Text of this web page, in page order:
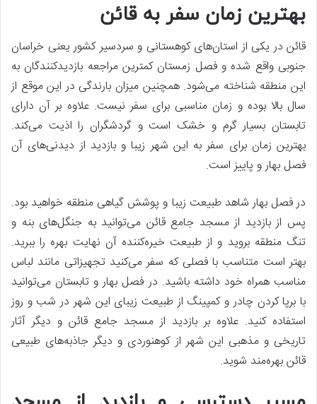
بهترین زمان سفر به قائن
قائن در یکی از استان‌های کوهستانی و سردسیر کشور یعنی خراسان
جنوبی واقع شده و فصل زمستان کمترین مراجعه بازدیدکنندگان به
این منطقه شناخته می‌شود. همچنین میزان بارندگی در این موقع از
سال بالا بوده و زمان مناسبی برای سفر نیست. علاوه بر آن دارای
تابستان بسیار گرم و خشک است و گردشگران را اذیت می‌کند.
بهترین زمان برای سفر به این شهر زیبا و بازدید از دیدنی‌های آن
فصل بهار و پاییز است.
در فصل بهار شاهد طبیعت زیبا و پوشش گیاهی منطقه خواهید بود.
پس از بازدید از مسجد جامع قائن می‌توانید به جنگل‌های بنه و
تنگ منطقه بروید و از طبیعت خیره‌کننده آن نهایت بهره را ببرید.
بهتر است متناسب با فصلی که سفر می‌کنید تجهیزاتی مانند لباس
مناسب همراه خود داشته باشید. در فصل بهار و تابستان می‌توانید
با برپا کردن چادر و کمپینگ از طبیعت زیبای این شهر در شب و روز
استفاده کنید. علاوه بر بازدید از مسجد جامع قائن و دیگر آثار
تاریخی و مذهبی این شهر از کوهنوردی و دیگر جاذبه‌های طبیعی
قائن بهره‌مند شوید.